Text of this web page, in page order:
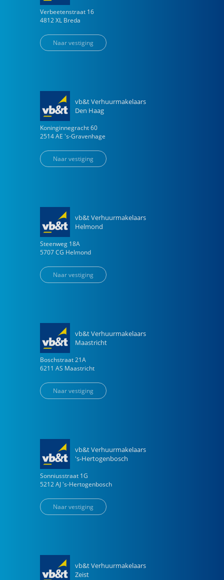
Verbeetenstraat 16
4812 XL Breda
Naar vestiging
vb&t Verhuurmakelaars
Den Haag
Koninginnegracht 60
2514 AE 's-Gravenhage
Naar vestiging
vb&t Verhuurmakelaars
Helmond
Steenweg 18A
5707 CG Helmond
Naar vestiging
vb&t Verhuurmakelaars
Maastricht
Boschstraat 21A
6211 AS Maastricht
Naar vestiging
vb&t Verhuurmakelaars
's-Hertogenbosch
Sonniusstraat 1G
5212 AJ 's-Hertogenbosch
Naar vestiging
vb&t Verhuurmakelaars
Zeist